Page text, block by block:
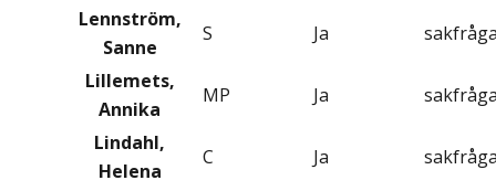
Lennström,
Sanne
S Ja
Lillemets,
Annika
MP Ja
Lindahl,
Helena
C Ja